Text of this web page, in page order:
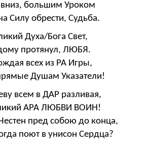
большим Уроком
Силу обрести, Судьба.
Духа/Бога Свет,
протянул, ЛЮБЯ.
всех из РА Игры,
Душам Указатели!
всем в ДАР разливая,
АРА ЛЮБВИ ВОИН!
пред собою до конца,
поют в унисон Сердца?